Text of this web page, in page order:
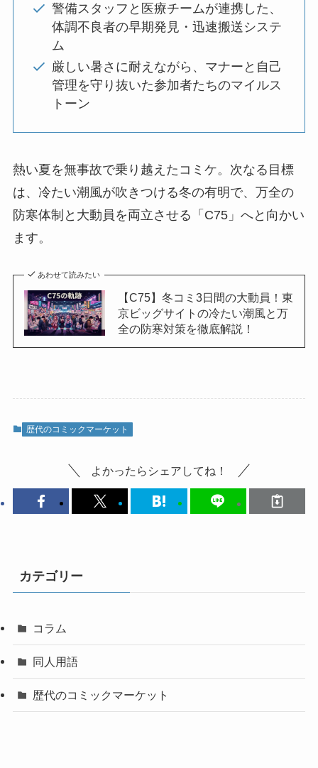
警備スタッフと医療チームが連携した、
体調不良者の早期発見・迅速搬送システ
ム
厳しい暑さに耐えながら、マナーと自己
管理を守り抜いた参加者たちのマイルス
トーン
熱い夏を無事故で乗り越えたコミケ。次なる目標
は、冷たい潮風が吹きつける冬の有明で、万全の
防寒体制と大動員を両立させる「C75」へと向かい
ます。
あわせて読みたい
【C75】冬コミ3日間の大動員！東
京ビッグサイトの冷たい潮風と万
全の防寒対策を徹底解説！
歴代のコミックマーケット
よかったらシェアしてね！
カテゴリー
コラム
同人用語
歴代のコミックマーケット